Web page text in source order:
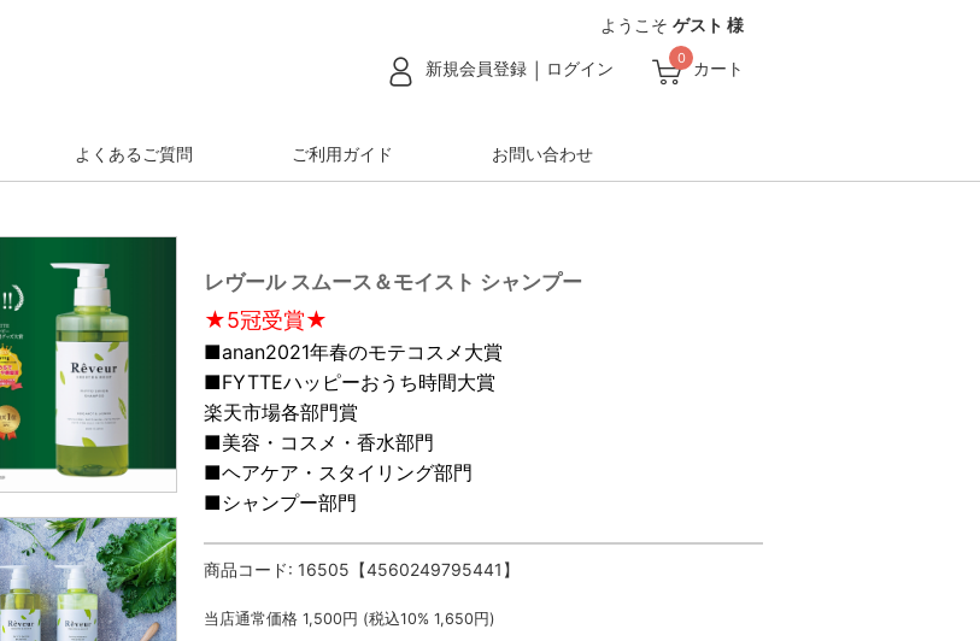
ようこそ ゲスト 様
新規会員登録 ログイン カート
0
よくあるご質問 ご利用ガイド お問い合わせ
レヴール スムース＆モイスト シャンプー
★5冠受賞★
■anan2021年春のモテコスメ大賞
■FYTTEハッピーおうち時間大賞
楽天市場各部門賞
■美容・コスメ・香水部門
■ヘアケア・スタイリング部門
■シャンプー部門
商品コード: 16505【4560249795441】
当店通常価格 1,500 円 (税込10% 1,650 円)